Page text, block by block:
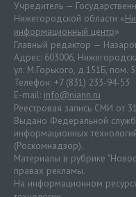
Учредитель —
Нижегородской области «
информационный центр»
Главный редактор —
Адрес: 603006,
ул. М.Горького, д.151Б, пом. 5
Телефон: +7 (831) 233-94-53
E-mail: info@niann.ru
Реестровая запись СМИ от
Выдано Федеральной
информационных
(Роскомнадзор).
Материалы в рубрике
правах рекламы.
На информационном